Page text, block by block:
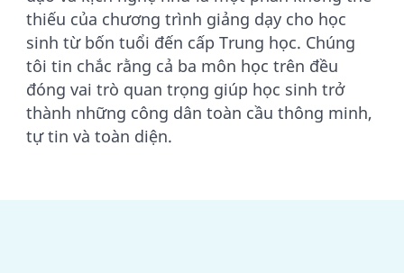
thiếu của chương trình giảng dạy cho học
sinh từ bốn tuổi đến cấp Trung học. Chúng
tôi tin chắc rằng cả ba môn học trên đều
đóng vai trò quan trọng giúp học sinh trở
thành những công dân toàn cầu thông minh,
tự tin và toàn diện.